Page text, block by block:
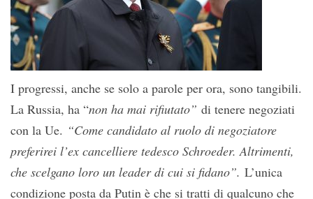
I progressi, anche se solo a parole per ora, sono tangibili.
La Russia, ha “non ha mai rifiutato” di tenere negoziati
con la Ue. “Come candidato al ruolo di negoziatore
preferirei l’ex cancelliere tedesco Schroeder. Altrimenti,
che scelgano loro un leader di cui si fidano”. L’unica
condizione posta da Putin è che si tratti di qualcuno che